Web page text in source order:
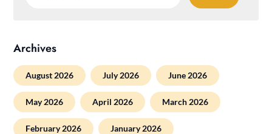
Archives
August 2026 July 2026 June 2026
May 2026 April 2026 March 2026
February 2026 January 2026